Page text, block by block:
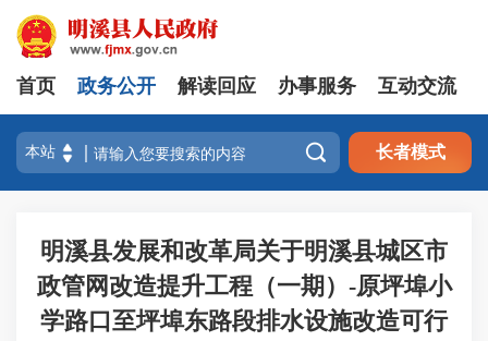
首页 政务公开 解读回应 办事服务 互动交流
 长者模式
明溪县发展和改革局关于明溪县城区市
政管网改造提升工程（一期）-原坪埠小
学路口至坪埠东路段排水设施改造可行